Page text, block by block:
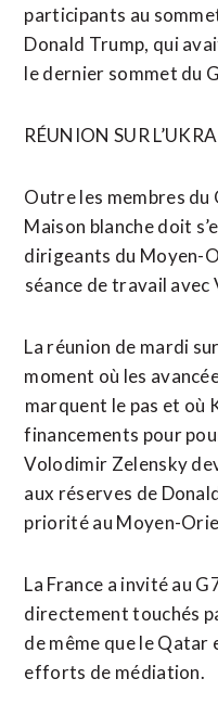
participants au
Donald Trump, qui
le dernier sommet du
RÉUNION SUR
Outre les membres du
Maison blanche doit
dirigeants du Moyen-
⁠séance ‌de travail
La réunion de mardi
moment où les
⁠marquent le pas et où
financements pour
Volodimir Zelensky
aux ​réserves de
priorité au Moyen-
La France a invité au
directement touchés
de ​même que le Qatar
efforts de médiation.